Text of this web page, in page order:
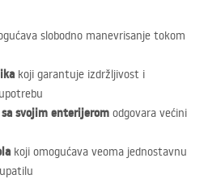
slobodno manevrisanje tokom
koji garantuje izdržljivost i
svojim enterijerom odgovara većini
koji omogućava veoma jednostavnu